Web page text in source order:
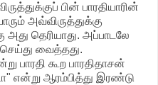
பின் பாரதியாரின்
அவ்விருத்துக்கு
அது தெரியாது. அப்பாடலே
செய்து வைத்தது.
பாரதி கூற பாரதிதாசன்
என்று ஆரம்பித்து இரண்டு